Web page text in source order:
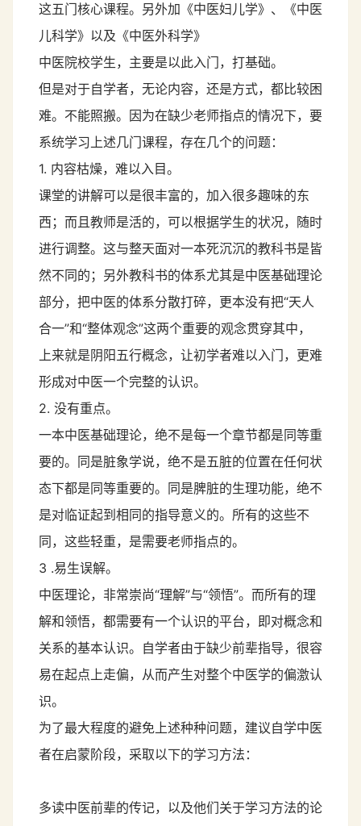
这五门核心课程。另外加《中医妇儿学》、《中医
儿科学》以及《中医外科学》
中医院校学生，主要是以此入门，打基础。
但是对于自学者，无论内容，还是方式，都比较困
难。不能照搬。因为在缺少老师指点的情况下，要
系统学习上述几门课程，存在几个的问题：
1. 内容枯燥，难以入目。
课堂的讲解可以是很丰富的，加入很多趣味的东
西；而且教师是活的，可以根据学生的状况，随时
进行调整。这与整天面对一本死沉沉的教科书是皆
然不同的；另外教科书的体系尤其是中医基础理论
部分，把中医的体系分散打碎，更本没有把“天人
合一”和“整体观念”这两个重要的观念贯穿其中，
上来就是阴阳五行概念，让初学者难以入门，更难
形成对中医一个完整的认识。
2. 没有重点。
一本中医基础理论，绝不是每一个章节都是同等重
要的。同是脏象学说，绝不是五脏的位置在任何状
态下都是同等重要的。同是脾脏的生理功能，绝不
是对临证起到相同的指导意义的。所有的这些不
同，这些轻重，是需要老师指点的。
3 .易生误解。
中医理论，非常崇尚“理解”与“领悟”。而所有的理
解和领悟，都需要有一个认识的平台，即对概念和
关系的基本认识。自学者由于缺少前辈指导，很容
易在起点上走偏，从而产生对整个中医学的偏激认
识。
为了最大程度的避免上述种种问题，建议自学中医
者在启蒙阶段，采取以下的学习方法：
多读中医前辈的传记，以及他们关于学习方法的论